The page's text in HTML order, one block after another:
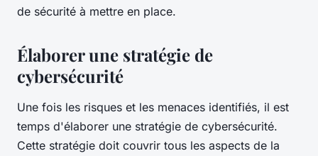
de sécurité à mettre en place.
Élaborer une stratégie de
cybersécurité
Une fois les risques et les menaces identifiés, il est
temps d'élaborer une stratégie de cybersécurité.
Cette stratégie doit couvrir tous les aspects de la